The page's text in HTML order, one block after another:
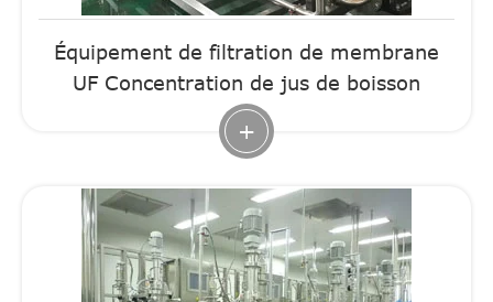
Équipement de filtration de membrane
UF Concentration de jus de boisson
+